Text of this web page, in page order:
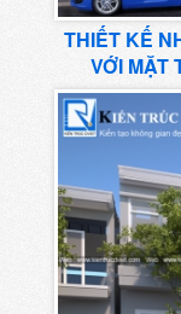
THIẾT KẾ
VỚI MẶT